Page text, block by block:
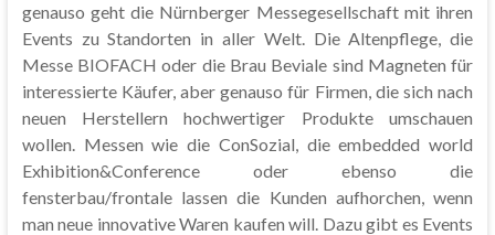
genauso geht die Nürnberger Messegesellschaft mit ihren
Events zu Standorten in aller Welt. Die Altenpflege, die
Messe BIOFACH oder die Brau Beviale sind Magneten für
interessierte Käufer, aber genauso für Firmen, die sich nach
neuen Herstellern hochwertiger Produkte umschauen
wollen. Messen wie die ConSozial, die embedded world
Exhibition&Conference oder ebenso die
fensterbau/frontale lassen die Kunden aufhorchen, wenn
man neue innovative Waren kaufen will. Dazu gibt es Events